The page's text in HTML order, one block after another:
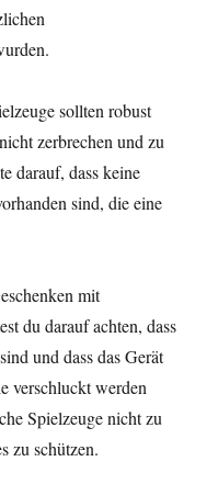
sollten robust
zerbrechen und zu
darauf, dass keine
sind, die eine
mit
du darauf achten, dass
und dass das Gerät
verschluckt werden
Spielzeuge nicht zu
zu schützen.